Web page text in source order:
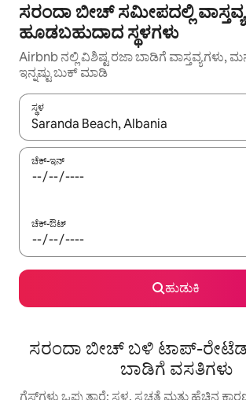
ಸರಂದಾ ಬೀಚ್ ಸಮೀಪದಲ್ಲಿ ವಾಸ್ತವ್ಯ
ಹೂಡಬಹುದಾದ ಸ್ಥಳಗಳು
Airbnb ನಲ್ಲಿ ವಿಶಿಷ್ಟ ರಜಾ ಬಾಡಿಗೆ ವಾಸ್ತವ್ಯಗಳು,
ಇನ್ನಷ್ಟು ಬುಕ್ ಮಾಡಿ
ಸ್ಥಳ
ಫಲಿತಾಂಶಗಳು ಲಭ್ಯವಿರುವಾಗ, ಅಪ್ ಮತ್ತು ಡೌನ್
ಚೆಕ್-ಇನ್
ಚೆಕ್-ಔಟ್
ಹುಡುಕಿ
ಸರಂದಾ ಬೀಚ್ ಬಳಿ ಟಾಪ್-
ಬಾಡಿಗೆ ವಸತಿಗಳು
ಗೆಸ್ಟ್‌ಗಳು ಒಪ್ಪುತ್ತಾರೆ: ಸ್ಥಳ, ಸ್ವಚ್ಛತೆ ಮತ್ತು ಹೆಚ್ಚಿನ